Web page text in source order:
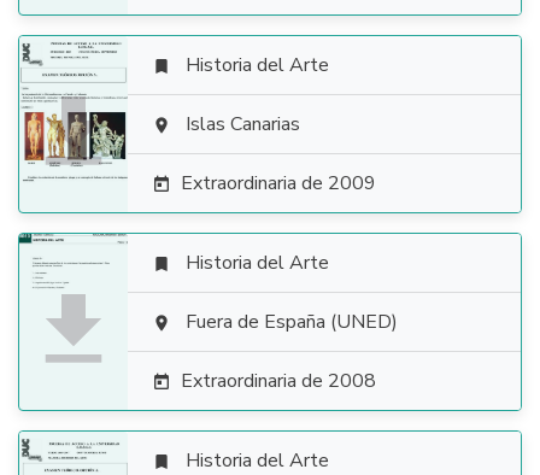

 Historia del Arte
 Islas Canarias
 Extraordinaria de 2009

 Historia del Arte
 Fuera de España (UNED)
 Extraordinaria de 2008
 Historia del Arte